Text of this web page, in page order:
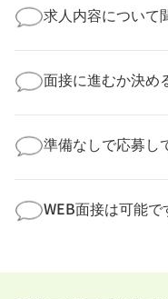
業様に個人情報
より詳細な求人情
求人内容について
してお答えいたし
勤務体制や職場の
す！
面接に進むか決め
積極的に受け入れ
の様子を見ること
ださい！
準備なしで応募し
まで、一からサポ
たばかり」「何
WEB面接は可能で
すめしていますが